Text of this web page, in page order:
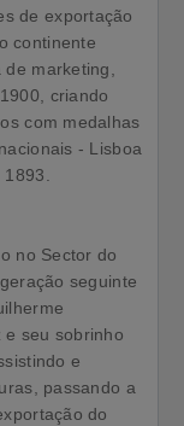
de exportação
continente
marketing,
criando
com medalhas
- Lisboa
no Sector do
seguinte
e seu sobrinho
e
passando a
do